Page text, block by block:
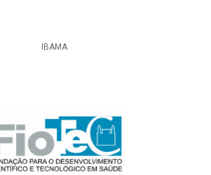
IBAMA